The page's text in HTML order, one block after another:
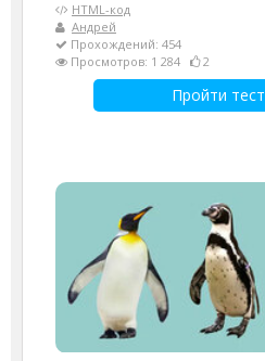
HTML-код
Андрей
Прохождений: 454
Просмотров: 1 284
2
Пройти тест